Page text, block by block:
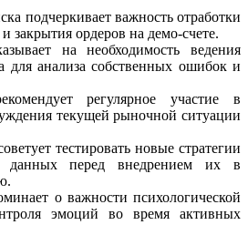
подчеркивает важность отработки
закрытия ордеров на демо-счете.
на необходимость ведения
для анализа собственных ошибок и
регулярное участие в
текущей рыночной ситуации
тестировать новые стратегии
данных перед внедрением их в
о важности психологической
эмоций во время активных